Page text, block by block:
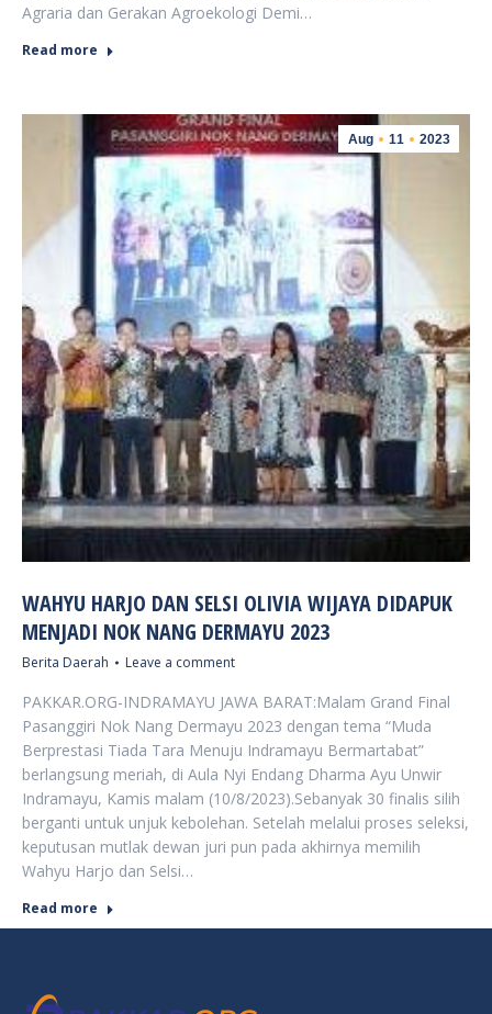
Agraria dan Gerakan Agroekologi Demi…
Read more
Aug 11 2023
WAHYU HARJO DAN SELSI OLIVIA WIJAYA DIDAPUK
MENJADI NOK NANG DERMAYU 2023
Berita Daerah Leave a comment
PAKKAR.ORG-INDRAMAYU JAWA BARAT:Malam Grand Final
Pasanggiri Nok Nang Dermayu 2023 dengan tema “Muda
Berprestasi Tiada Tara Menuju Indramayu Bermartabat”
berlangsung meriah, di Aula Nyi Endang Dharma Ayu Unwir
Indramayu, Kamis malam (10/8/2023).Sebanyak 30 finalis silih
berganti untuk unjuk kebolehan. Setelah melalui proses seleksi,
keputusan mutlak dewan juri pun pada akhirnya memilih
Wahyu Harjo dan Selsi…
Read more